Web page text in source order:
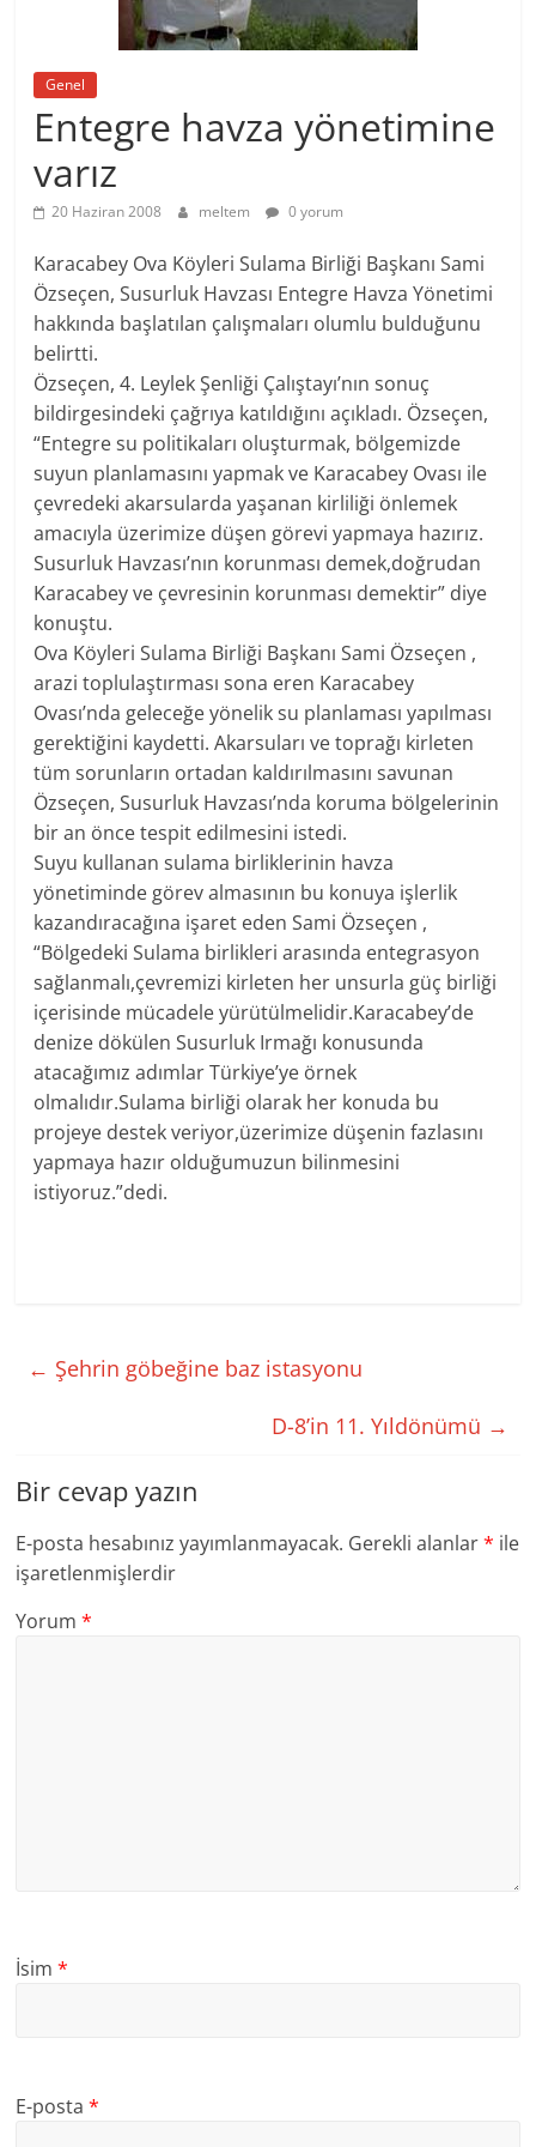
Genel
Entegre havza yönetimine
varız
20 Haziran 2008 meltem 0 yorum
Karacabey Ova Köyleri Sulama Birliği Başkanı Sami
Özseçen, Susurluk Havzası Entegre Havza Yönetimi
hakkında başlatılan çalışmaları olumlu bulduğunu
belirtti.
Özseçen, 4. Leylek Şenliği Çalıştayı’nın sonuç
bildirgesindeki çağrıya katıldığını açıkladı. Özseçen,
“Entegre su politikaları oluşturmak, bölgemizde
suyun planlamasını yapmak ve Karacabey Ovası ile
çevredeki akarsularda yaşanan kirliliği önlemek
amacıyla üzerimize düşen görevi yapmaya hazırız.
Susurluk Havzası’nın korunması demek,doğrudan
Karacabey ve çevresinin korunması demektir” diye
konuştu.
Ova Köyleri Sulama Birliği Başkanı Sami Özseçen ,
arazi toplulaştırması sona eren Karacabey
Ovası’nda geleceğe yönelik su planlaması yapılması
gerektiğini kaydetti. Akarsuları ve toprağı kirleten
tüm sorunların ortadan kaldırılmasını savunan
Özseçen, Susurluk Havzası’nda koruma bölgelerinin
bir an önce tespit edilmesini istedi.
Suyu kullanan sulama birliklerinin havza
yönetiminde görev almasının bu konuya işlerlik
kazandıracağına işaret eden Sami Özseçen ,
“Bölgedeki Sulama birlikleri arasında entegrasyon
sağlanmalı,çevremizi kirleten her unsurla güç birliği
içerisinde mücadele yürütülmelidir.Karacabey’de
denize dökülen Susurluk Irmağı konusunda
atacağımız adımlar Türkiye’ye örnek
olmalıdır.Sulama birliği olarak her konuda bu
projeye destek veriyor,üzerimize düşenin fazlasını
yapmaya hazır olduğumuzun bilinmesini
istiyoruz.”dedi.
← Şehrin göbeğine baz istasyonu
D-8’in 11. Yıldönümü →
Bir cevap yazın
E-posta hesabınız yayımlanmayacak. Gerekli alanlar* ile
işaretlenmişlerdir
Yorum*
İsim*
E-posta*